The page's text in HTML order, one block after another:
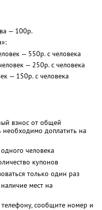
— 100р.
— 550р. с человека
— 250р. с человека
— 150р. с человека
взнос от общей
необходимо доплатить на
человека
купонов
только один раз
мест на
сообщите номер и